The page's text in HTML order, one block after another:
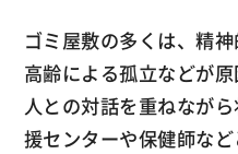
ゴミ屋敷の多くは、精
高齢による孤立などが
人との対話を重ねなが
援センターや保健師な